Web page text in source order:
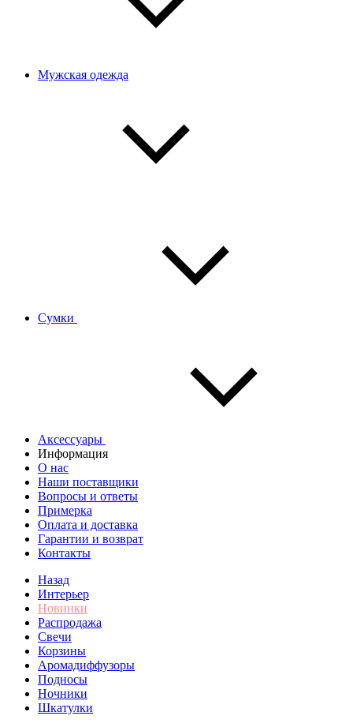
Мужская одежда
Сумки
Аксессуары
Информация
О нас
Наши поставщики
Вопросы и ответы
Примерка
Оплата и доставка
Гарантии и возврат
Контакты
Назад
Интерьер
Новинки
Распродажа
Свечи
Корзины
Аромадиффузоры
Подносы
Ночники
Шкатулки